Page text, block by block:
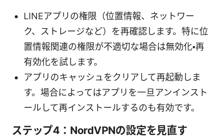
LINEアプリの権限（位置情報、ネットワー
ク、ストレージなど）を再確認します。特に位
置情報関連の権限が不適切な場合は無効化・再
有効化を試します。
アプリのキャッシュをクリアして再起動しま
す。場合によってはアプリを一旦アンインスト
ールして再インストールするのも有効です。
ステップ4：NordVPNの設定を見直す